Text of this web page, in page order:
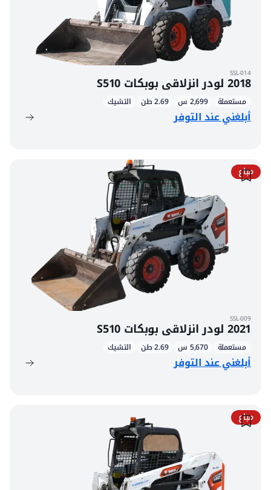
SSL-014
2018 لودر انزلاقي بوبكات S510
مستعملة 2,699 س 2.69 طن التشيك
أبلغني عند التوفر
مباع
SSL-009
2021 لودر انزلاقي بوبكات S510
مستعملة 5,670 س 2.69 طن التشيك
أبلغني عند التوفر
مباع